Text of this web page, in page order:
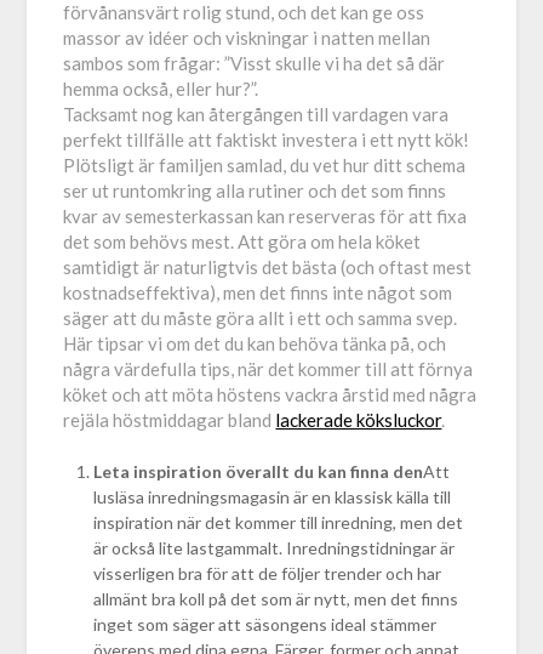
förvånansvärt rolig stund, och det kan ge oss
massor av idéer och viskningar i natten mellan
sambos som frågar: ”Visst skulle vi ha det så där
hemma också, eller hur?”.
Tacksamt nog kan återgången till vardagen vara
perfekt tillfälle att faktiskt investera i ett nytt kök!
Plötsligt är familjen samlad, du vet hur ditt schema
ser ut runtomkring alla rutiner och det som finns
kvar av semesterkassan kan reserveras för att fixa
det som behövs mest. Att göra om hela köket
samtidigt är naturligtvis det bästa (och oftast mest
kostnadseffektiva), men det finns inte något som
säger att du måste göra allt i ett och samma svep.
Här tipsar vi om det du kan behöva tänka på, och
några värdefulla tips, när det kommer till att förnya
köket och att möta höstens vackra årstid med några
rejäla höstmiddagar bland lackerade köksluckor.
Leta inspiration överallt du kan finna denAtt
lusläsa inredningsmagasin är en klassisk källa till
inspiration när det kommer till inredning, men det
är också lite lastgammalt. Inredningstidningar är
visserligen bra för att de följer trender och har
allmänt bra koll på det som är nytt, men det finns
inget som säger att säsongens ideal stämmer